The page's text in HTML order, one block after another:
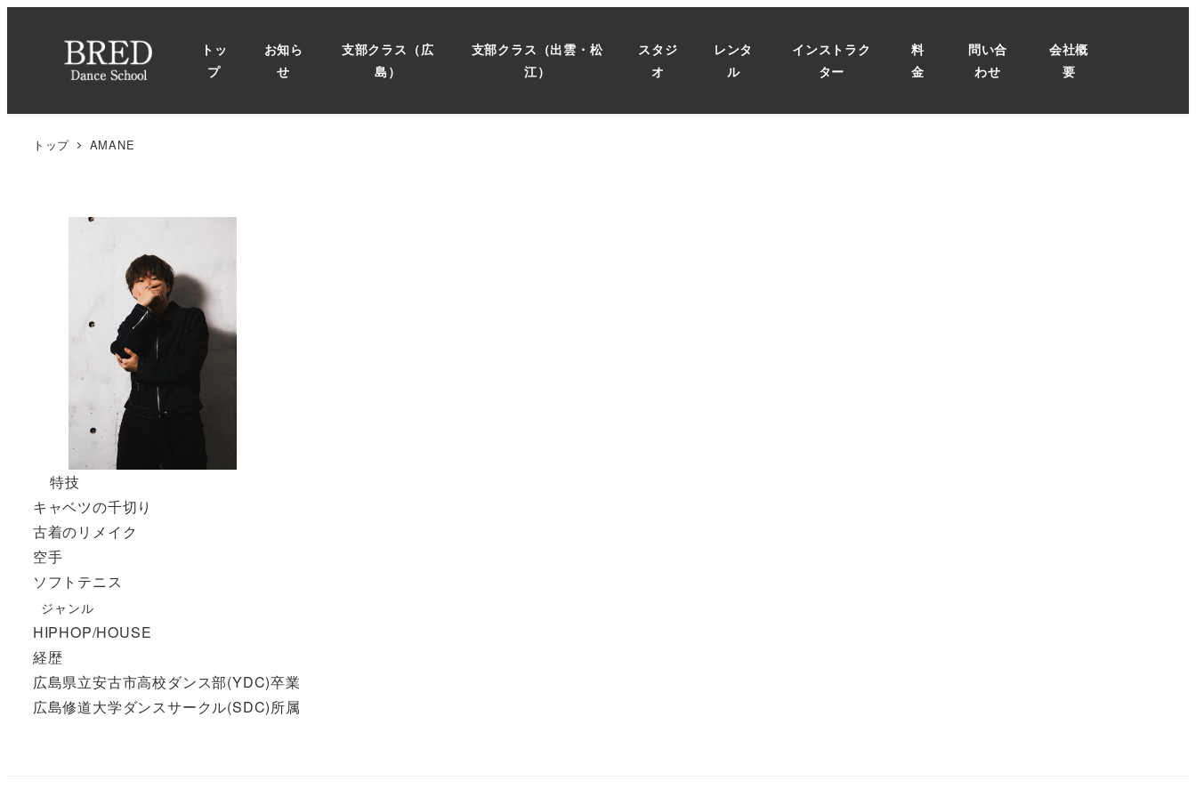
ン
トッ
プ
お知ら
せ
支部クラス（広
島）
支部クラス（出雲・松
江）
スタジ
オ
レンタ
ル
インストラク
ター
料
金
問い合
わせ
会社概
要
トップ AMANE
特技
キャベツの千切り
古着のリメイク
空手
ソフトテニス
ジャンル
HIPHOP/HOUSE
経歴
広島県立安古市高校ダンス部(YDC)卒業
広島修道大学ダンスサークル(SDC)所属